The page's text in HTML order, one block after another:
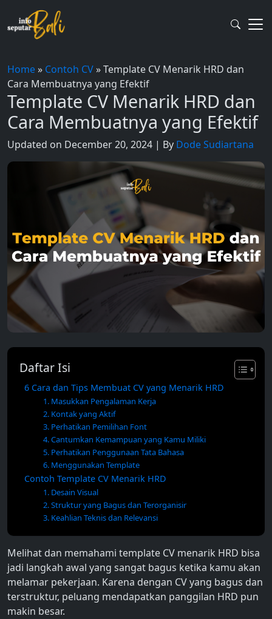
content
Home» Contoh CV»Template CV Menarik HRD dan
Cara Membuatnya yang Efektif
Template CV Menarik HRD dan
Cara Membuatnya yang Efektif
Updated on December 20, 2024 | By Dode Sudiartana
Daftar Isi
6 Cara dan Tips Membuat CV yang Menarik HRD
1. Masukkan Pengalaman Kerja
2. Kontak yang Aktif
3. Perhatikan Pemilihan Font
4. Cantumkan Kemampuan yang Kamu Miliki
5. Perhatikan Penggunaan Tata Bahasa
6. Menggunakan Template
Contoh Template CV Menarik HRD
1. Desain Visual
2. Struktur yang Bagus dan Terorganisir
3. Keahlian Teknis dan Relevansi
Melihat dan memahami template CV menarik HRD bisa
jadi langkah awal yang sangat bagus ketika kamu akan
melamar pekerjaan. Karena dengan CV yang bagus dan
terstruktur, peluang mendapatkan panggilan HRD pun
makin besar.